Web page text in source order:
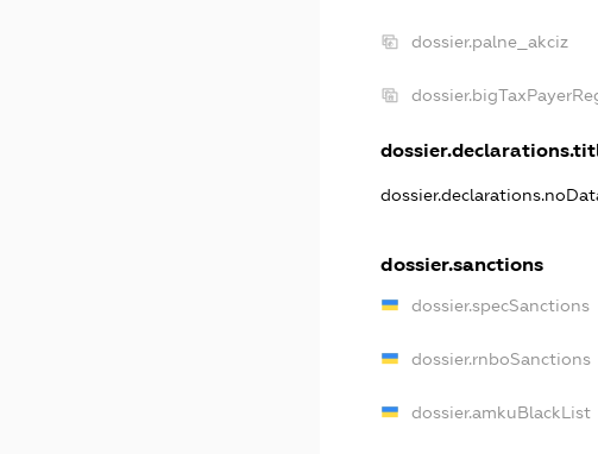
dossier.palne_akciz
dossier.sanctions
dossier.specSanctions
dossier.rnboSanctions
dossier.amkuBlackList